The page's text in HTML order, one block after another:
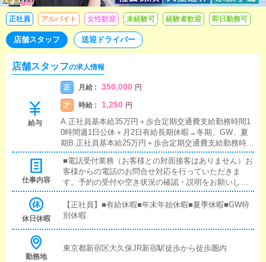
正社員 アルバイト 女性歓迎 未経験可 経験者歓迎 即日勤務可
店舗スタッフ 送迎ドライバー
店舗スタッフの求人情報
給与
正 月給 : 350,000 円
ア 時給 : 1,250 円
A.正社員基本給35万円＋歩合定期交通費支給勤務時間1
0時間週1日公休＋月2日有給長期休暇→冬期、GW、夏
期B.正社員基本給25万円＋歩合定期交通費支給勤務時間
8時間週休二日制長期休暇→冬期、GW、夏期■昇給あり
■試用期間あり（3ヵ月）■通勤交通費支給■日払い可
仕事内容
■電話受付業務（お客様との対面接客はありません）お
客様からの電話のお問合せ対応を行っていただきま
す。予約の受付や空き状況の確認・説明をお願いしま
す。予約の確定後はキャストやドライバーに通達しま
す。簡単なマニュアルや先輩スタッフに気軽に聞ける
環境ですので、未経験でも安心して働けます。■PC更
報やイベント、求人ブログの作成となります。基本的
休日休暇
【正社員】■有給休暇■年末年始休暇■夏季休暇■GW特
別休暇
勤務地
東京都新宿区大久保JR新宿駅徒歩から徒歩圏内